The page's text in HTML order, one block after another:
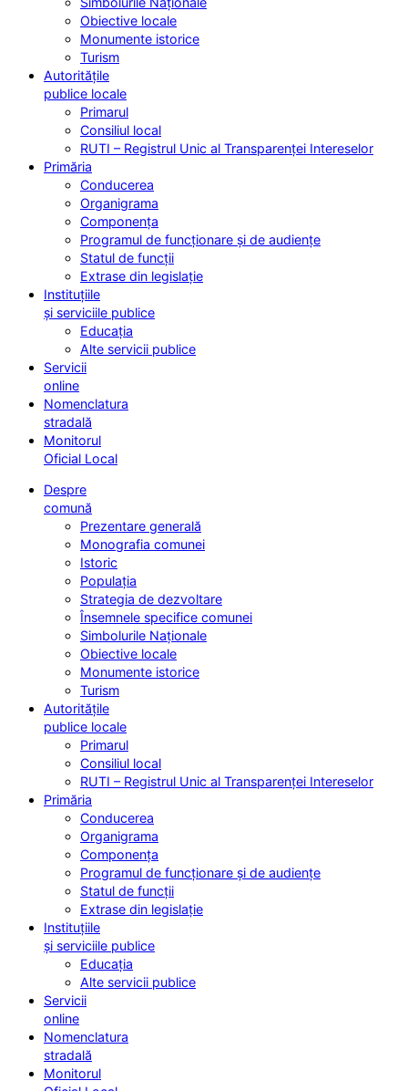
Obiective locale
Monumente istorice
Turism
Autoritățile
publice locale
Primarul
Consiliul local
RUTI – Registrul Unic al Transparenței Intereselor
Primăria
Conducerea
Organigrama
Componența
Programul de funcționare și de audiențe
Statul de funcții
Extrase din legislație
Instituțiile
și serviciile publice
Educația
Alte servicii publice
Servicii
online
Nomenclatura
stradală
Monitorul
Oficial Local
Despre
comună
Prezentare generală
Monografia comunei
Istoric
Populația
Strategia de dezvoltare
Însemnele specifice comunei
Simbolurile Naționale
Obiective locale
Monumente istorice
Turism
Autoritățile
publice locale
Primarul
Consiliul local
RUTI – Registrul Unic al Transparenței Intereselor
Primăria
Conducerea
Organigrama
Componența
Programul de funcționare și de audiențe
Statul de funcții
Extrase din legislație
Instituțiile
și serviciile publice
Educația
Alte servicii publice
Servicii
online
Nomenclatura
stradală
Monitorul